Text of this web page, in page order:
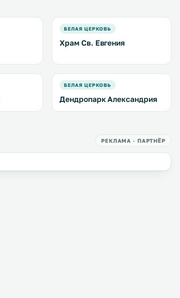
БЕЛАЯ ЦЕРКОВЬ
Храм Св. Евгения
БЕЛАЯ ЦЕРКОВЬ
Дендропарк Александрия
РЕКЛАМА · ПАРТНЁР